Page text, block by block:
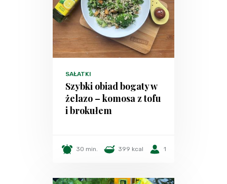
SAŁATKI
Szybki obiad bogaty w
żelazo – komosa z tofu
i brokułem
30 min. 399 kcal 1